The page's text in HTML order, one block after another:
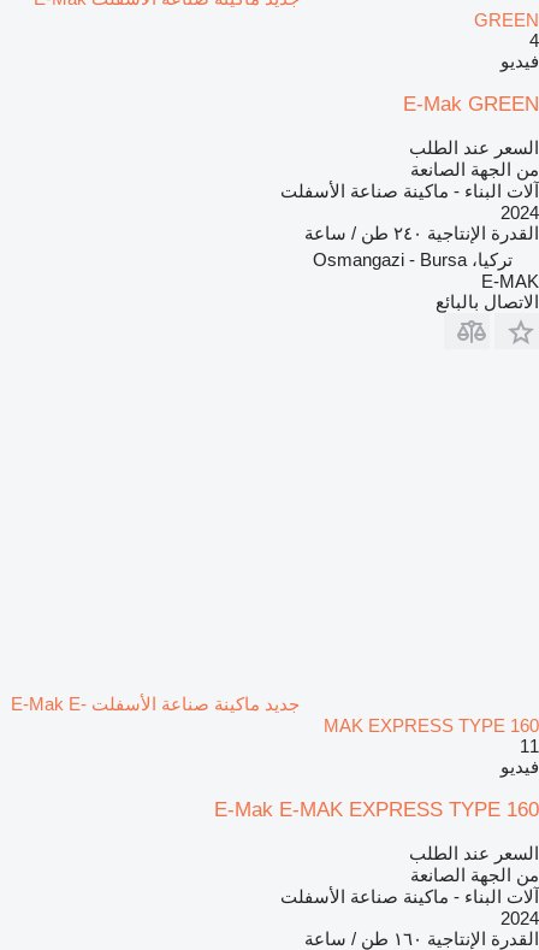
GREEN
4
فيديو
E-Mak GREEN
السعر عند الطلب
من الجهة الصانعة
آلات البناء - ماكينة صناعة الأسفلت
2024
القدرة الإنتاجية ٢٤٠ طن / ساعة
تركيا، Osmangazi - Bursa
E-MAK
الاتصال بالبائع
جديد ماكينة صناعة الأسفلت E-Mak E-
MAK EXPRESS TYPE 160
11
فيديو
E-Mak E-MAK EXPRESS TYPE 160
السعر عند الطلب
من الجهة الصانعة
آلات البناء - ماكينة صناعة الأسفلت
2024
القدرة الإنتاجية ١٦٠ طن / ساعة